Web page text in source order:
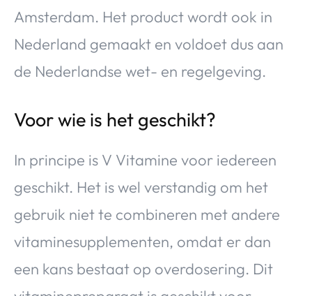
Amsterdam. Het product wordt ook in
Nederland gemaakt en voldoet dus aan
de Nederlandse wet- en regelgeving.
Voor wie is het geschikt?
In principe is V Vitamine voor iedereen
geschikt. Het is wel verstandig om het
gebruik niet te combineren met andere
vitaminesupplementen, omdat er dan
een kans bestaat op overdosering. Dit